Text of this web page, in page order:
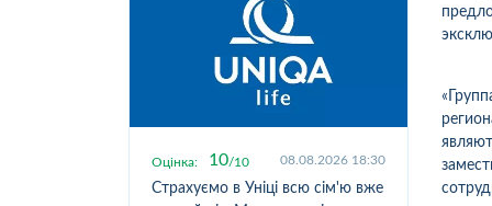
Оцінка: 10 10 08.08.2026 18:30
Страхуємо в Уніці всю сім'ю вже